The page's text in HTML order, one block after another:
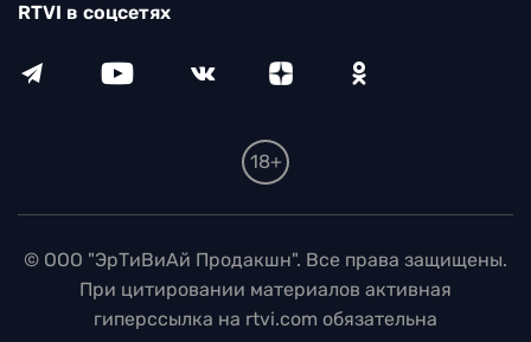
RTVI в соцсетях
18+
© ООО "ЭрТиВиАй Продакшн". Все права защищены.
При цитировании материалов активная
гиперссылка на rtvi.com обязательна